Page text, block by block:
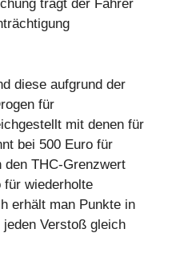
trägt der Fahrer
diese aufgrund der
für
mit denen für
bei 500 Euro für
den THC-Grenzwert
für wiederholte
erhält man Punkte in
Verstoß gleich